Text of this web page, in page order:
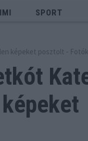
SPORT
képeket posztolt - Fotók